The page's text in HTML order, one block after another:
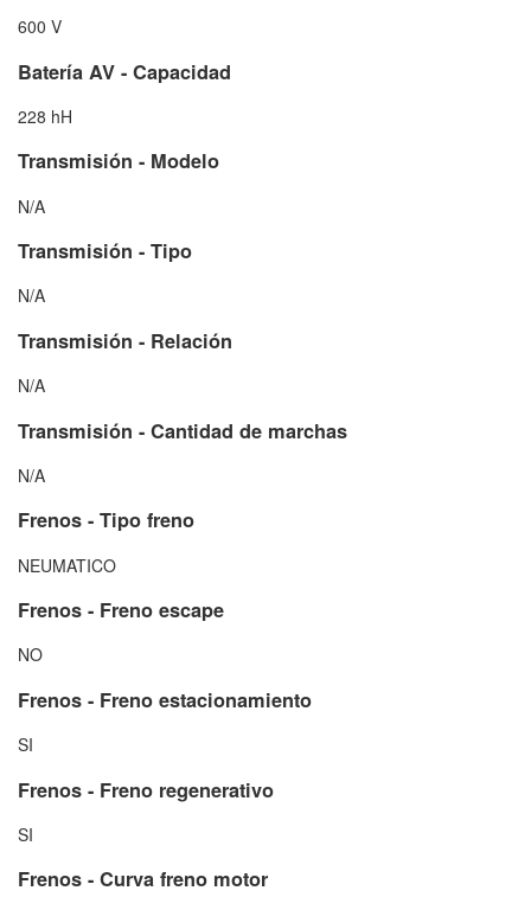
600 V
Batería AV - Capacidad
228 hH
Transmisión - Modelo
N/A
Transmisión - Tipo
N/A
Transmisión - Relación
N/A
Transmisión - Cantidad de marchas
N/A
Frenos - Tipo freno
NEUMATICO
Frenos - Freno escape
NO
Frenos - Freno estacionamiento
SI
Frenos - Freno regenerativo
SI
Frenos - Curva freno motor